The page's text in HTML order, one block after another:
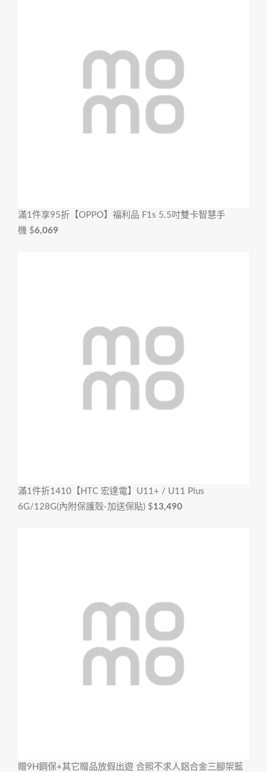
滿1件享95折 【OPPO】福利品 F1s 5.5吋雙卡智慧手
機 $6,069
滿1件折1410 【HTC 宏達電】U11+ / U11 Plus
6G/128G(內附保護殼-加送保貼) $13,490
贈9H鋼保+其它贈品放假出遊 合照不求人鋁合金三腳架藍